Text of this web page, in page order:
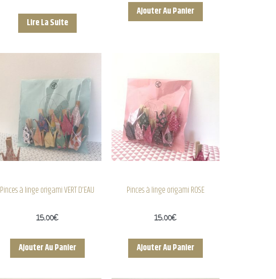
Lire La Suite
Ajouter Au Panier
Pinces à linge origami VERT D’EAU
15.00€
Ajouter Au Panier
Pinces à linge origami ROSE
15.00€
Ajouter Au Panier